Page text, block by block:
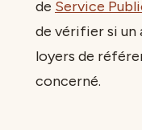
de Service
de vérifier si
loyers de
concerné.